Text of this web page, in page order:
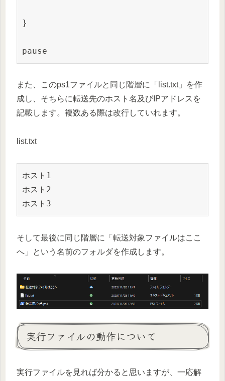
}
pause
また、このps1ファイルと同じ階層に「list.txt」を作
成し、そちらに転送先のホスト名及びIPアドレスを
記載します。複数ある際は改行していれます。
list.txt
ホスト1
ホスト2
ホスト3
そして最後に同じ階層に「転送対象ファイルはここ
へ」という名前のフォルダを作成します。
実行ファイルの動作について
実行ファイルを見れば分かると思いますが、一応解